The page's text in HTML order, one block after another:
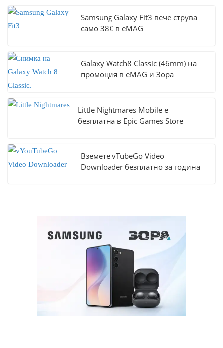
Samsung Galaxy Fit3 вече струва
само 38€ в eMAG
Galaxy Watch8 Classic (46mm) на
промоция в eMAG и Зора
Little Nightmares Mobile е
безплатна в Epic Games Store
Вземете vTubeGo Video
Downloader безплатно за година